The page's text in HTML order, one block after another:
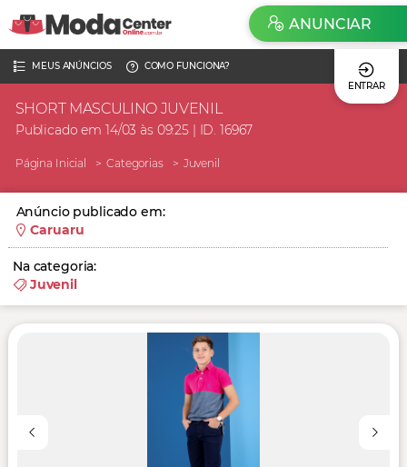
MEUS ANÚNCIOS
COMO FUNCIONA?
ENTRAR
ANUNCIAR
SHORT MASCULINO JUVENIL
Publicado em 14/03 às 09:25 | ID. 16967
Página Inicial Categorias Juvenil
Anúncio publicado em:
Caruaru
Na categoria:
Juvenil